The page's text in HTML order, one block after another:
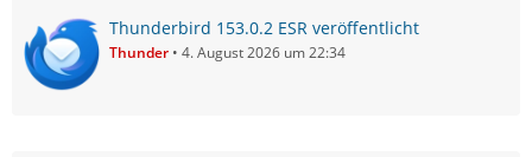
Thunderbird 153.0.2 ESR veröffentlicht
Thunder 4. August 2026 um 22:34